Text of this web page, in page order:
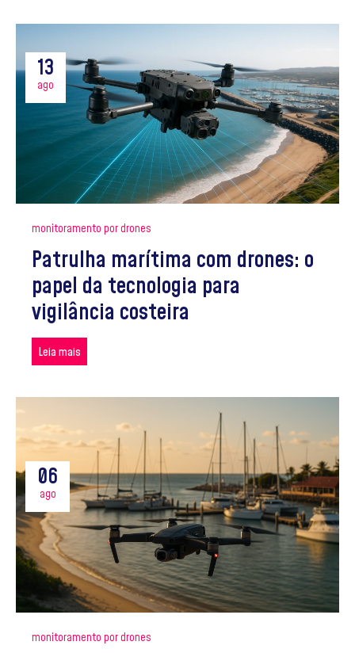
13
ago
monitoramento por drones
Patrulha marítima com drones: o
papel da tecnologia para
vigilância costeira
Leia mais
06
ago
monitoramento por drones